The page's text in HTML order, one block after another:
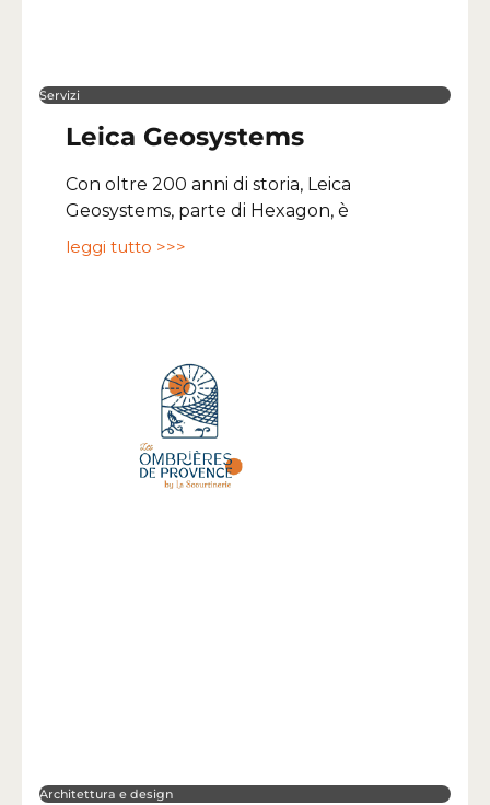
Servizi
Leica Geosystems
Con oltre 200 anni di storia, Leica
Geosystems, parte di Hexagon, è
leggi tutto >>>
Architettura e design